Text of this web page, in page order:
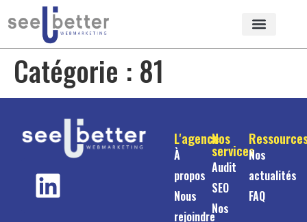
Catégorie : 81
L'agence
À
propos
Nous
rejoindre
Nos
services
Audit
SEO
Nos
Nos
actualités
FAQ